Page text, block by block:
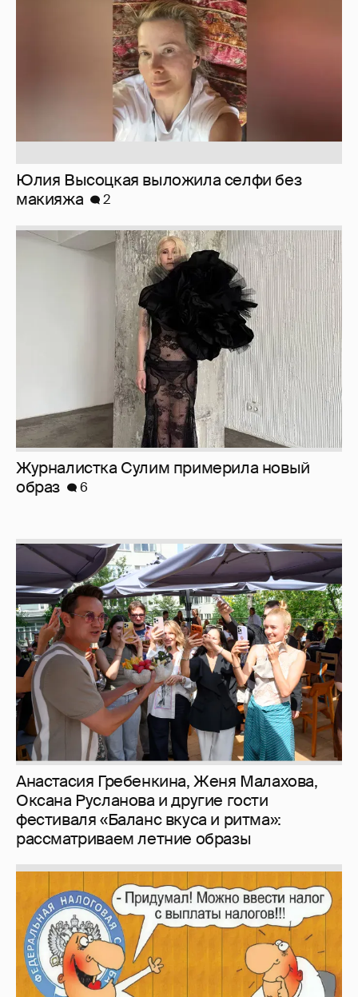
Журналистка Сулим примерила новый
Анастасия Гребенкина, Женя Малахова,
Оксана Русланова и другие гости
фестиваля «Баланс вкуса и ритма»:
рассматриваем летние образы
Зачем нам вообще платить налоги? (или:
как работают наши деньги, когда мы
заикаемся о защите прав)